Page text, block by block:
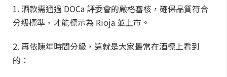
1. 酒款需通過 DOCa 評委會的嚴格審核，確保品質符合
分級標準，才能標示為 Rioja 並上市。
2. 再依陳年時間分級，這就是大家最常在酒標上看到
的：